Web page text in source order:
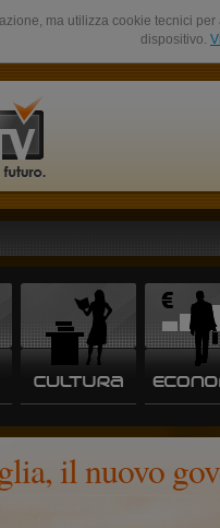
ma utilizza cookie tecnici
dispositivo.
il nuovo